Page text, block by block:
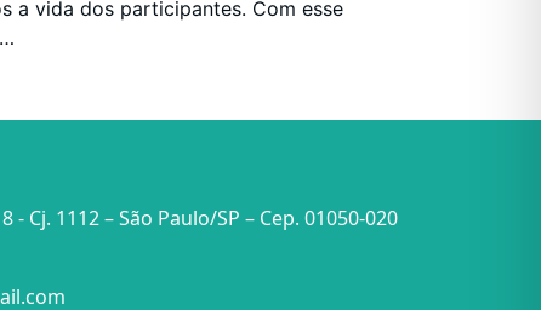
a vida dos participantes. Com esse
- Cj. 1112 – São Paulo/SP – Cep. 01050-020